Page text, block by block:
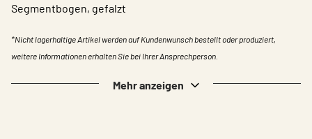
Einloggen
Sprache wählen
Segmentbogen, gefalzt
*Nicht lagerhaltige Artikel werden auf Kundenwunsch bestellt oder produziert,
weitere Informationen erhalten Sie bei Ihrer Ansprechperson.
Mehr anzeigen